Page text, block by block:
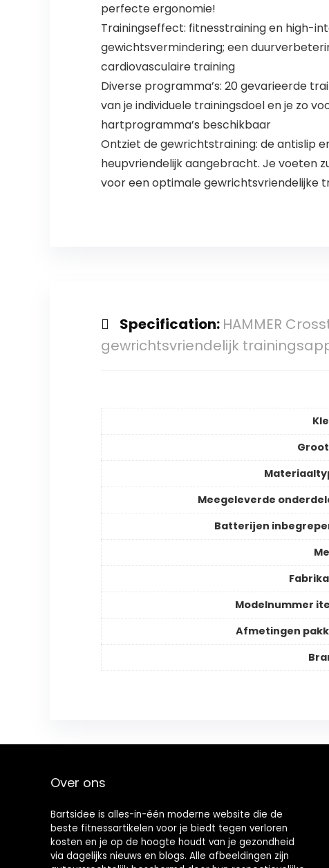
perfecte ergonomie!
Trainingseffect: fitnesstraining en high-
gewichtsvermindering; een
cardiovasculaire training
Diverse programma’s: 20 gevarieerde
van je individuele trainingsdoel en je zo
hartprogramma’s beschikbaar
Ontziet de gewrichtstraining: de antislip
heupvriendelijk aangebracht. Je voeten
voor een optimale gewrichtsvriendelijke
Specification: HAMMER
gewrichtsvriendelijk
Meegeleverde
Batterijen
Modelnummer
Afmetingen
Over ons
Bartsidee is alles-in-één moderne website die de
beste fitnessartikelen voor je biedt tegen verloren
kosten en je op de hoogte houdt van je gezondheid
via dagelijks nieuws en blogs. Alle afbeeldingen zijn